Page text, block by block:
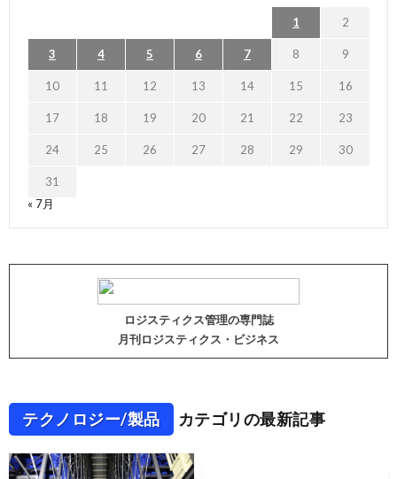
1 2
3 4 5 6 7 8 9
10 11 12 13 14 15 16
17 18 19 20 21 22 23
24 25 26 27 28 29 30
31
« 7月
ロジスティクス管理の専門誌
月刊ロジスティクス・ビジネス
テクノロジー/製品 カテゴリの最新記事